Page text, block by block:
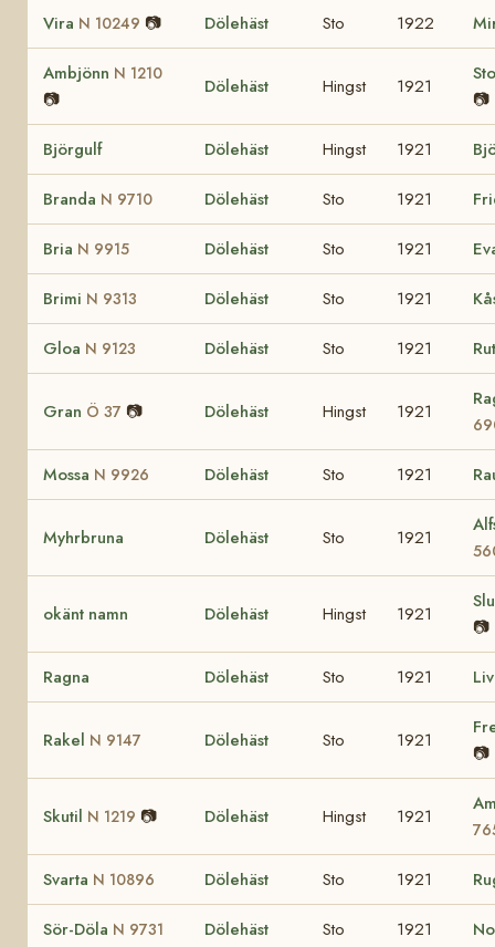
Vira N 10249 📷 Dölehäst Sto 1922
Ambjönn N 1210
📷
Dölehäst Hingst 1921
📷
Björgulf Dölehäst Hingst 1921
Branda N 9710 Dölehäst Sto 1921
Bria N 9915 Dölehäst Sto 1921
Brimi N 9313 Dölehäst Sto 1921
Gloa N 9123 Dölehäst Sto 1921
Gran Ö 37 📷 Dölehäst Hingst 1921
Mossa N 9926 Dölehäst Sto 1921
Myhrbruna Dölehäst Sto 1921
okänt namn Dölehäst Hingst 1921
📷
Ragna Dölehäst Sto 1921
Rakel N 9147 Dölehäst Sto 1921
📷
Skutil N 1219 📷 Dölehäst Hingst 1921
Svarta N 10896 Dölehäst Sto 1921
Sör-Döla N 9731 Dölehäst Sto 1921